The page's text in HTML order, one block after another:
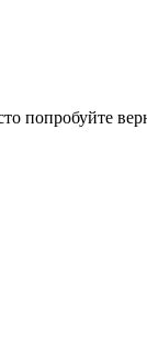
попробуйте